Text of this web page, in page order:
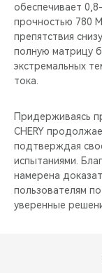
обеспечивает
прочностью 780
препятствия
полную матрицу
экстремальных
тока.
Придерживаясь
CHERY
подтверждая
испытаниями.
намерена
пользователям
уверенные